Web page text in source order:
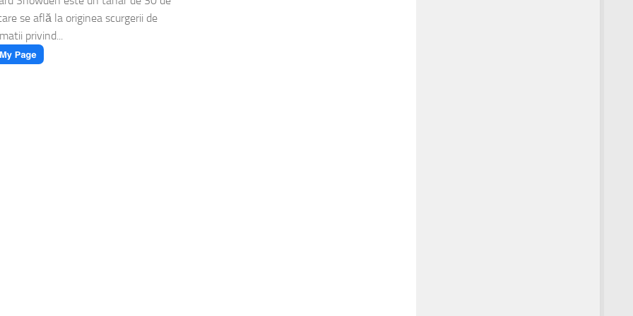
se află la originea scurgerii de
privind...